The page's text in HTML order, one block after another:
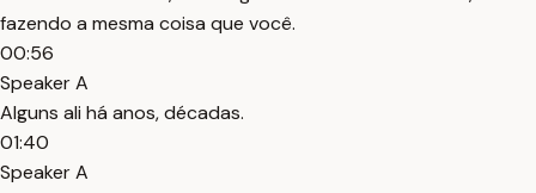
fazendo a mesma coisa que você.
00:56
Speaker A
Alguns ali há anos, décadas.
01:40
Speaker A